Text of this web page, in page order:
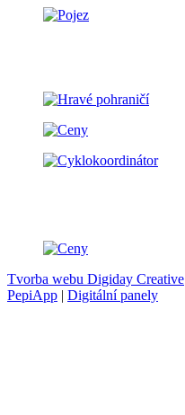
Tvorba webu Digiday Creative
PepiApp | Digitální panely